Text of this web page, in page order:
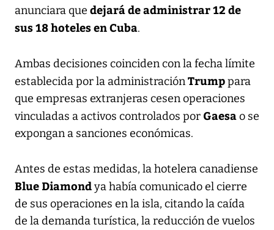
anunciara que dejará de administrar 12 de
sus 18 hoteles en Cuba.
Ambas decisiones coinciden con la fecha límite
establecida por la administraciónTrumppara
que empresas extranjeras cesen operaciones
vinculadas a activos controlados por Gaesao se
expongan a sanciones económicas.
Antes de estas medidas, la hotelera canadiense
Blue Diamondya había comunicado el cierre
de sus operaciones en la isla, citando la caída
de la demanda turística, la reducción de vuelos